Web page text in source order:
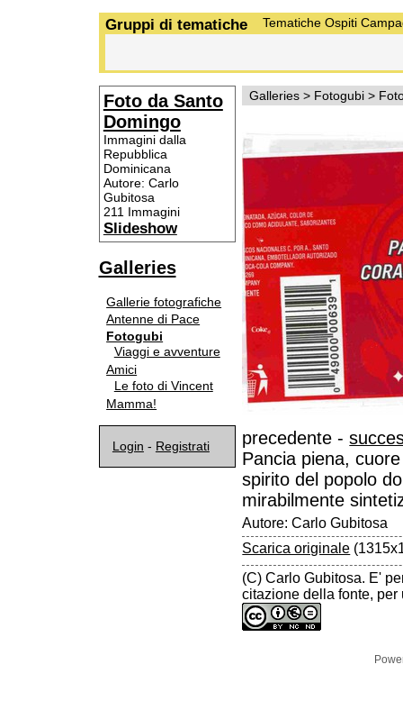
Gruppi di tematiche Tematiche Ospiti
Foto da Santo
Domingo
Immagini dalla
Repubblica
Dominicana
Autore: Carlo
Gubitosa
211 Immagini
Slideshow
Galleries
Gallerie fotografiche
Antenne di Pace
Fotogubi
Viaggi e avventure
Amici
Le foto di Vincent
Mamma!
Login - Registrati
Galleries> Fotogubi>
precedente -
Pancia piena,
spirito del popolo
mirabilmente
Autore: Carlo Gubitosa
Scarica originale
(C) Carlo Gubitosa. E'
citazione della fonte,